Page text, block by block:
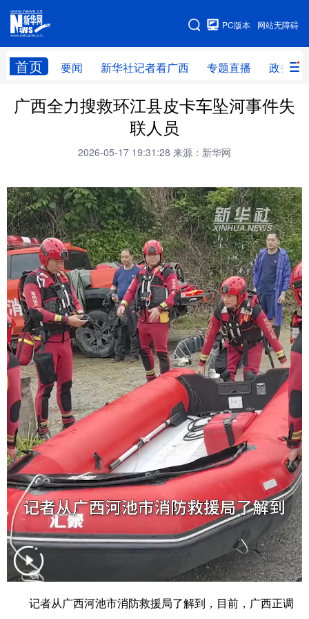
网站无障碍
PC版本
首页 要闻 新华社记者看广西 专题直播 政务信
网站地图
广西频道
新华社记者 专题直播
新华网导航
学习进行时 高层 时政 人事
国际 财经 网评 港澳
台湾 思客智库 全球连线 教育
科技 科普 体育 文化
健康 军事 访谈 视频
图片 中央文件 金融 汽车
食品 人居 信息化 乡村振兴
溯源中国 城市 旅游 能源
会展 彩票 娱乐 时尚
悦读 公益 书画 一带一路
亚太网 上市公司 文化产业
广西全力搜救环江县皮卡车坠河事件失
联人员
2026-05-17 19:31:28 来源：新华网
记者从广西河池市消防救援局了解到，目前，广西正调